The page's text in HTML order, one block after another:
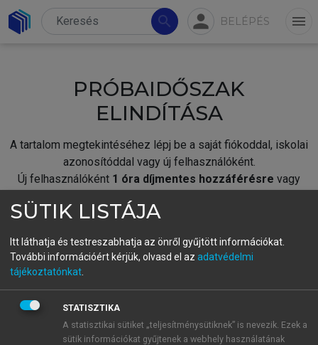
search person BELÉPÉS menu
PRÓBAIDŐSZAK
ELINDÍTÁSA
A tartalom megtekintéséhez lépj be a saját fiókoddal, iskolai
azonosítóddal vagy új felhasználóként.
Új felhasználóként 1 óra díjmentes hozzáférésre vagy
fiókoddal,vagy hozz létre új fiókot.
A regisztráció után apróbaidőszakautomatikusan
BELÉPÉS SAJÁT FIÓKKAL
SÜTIK LISTÁJA
Itt láthatja és testreszabhatja az önről gyűjtött információkat.
További információért kérjük, olvasd el az adatvédelmi
tájékoztatónkat
STATISZTIKA
A statisztikai sütiket „teljesítménysütiknek” is nevezik. Ezek a
sütik információkat gyűjtenek a webhely használatának